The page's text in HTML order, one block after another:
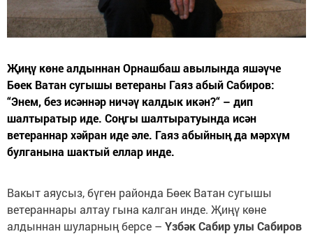
Җиңү көне алдыннан Орнашбаш авылында яшәүче
Бөек Ватан сугышы ветераны Гаяз абый Сабиров:
“Энем, без исәннәр ничәү калдык икән?“ – дип
шалтыратыр иде. Соңгы шалтыратуында исән
ветераннар хәйран иде әле. Гаяз абыйның да мәрхүм
булганына шактый еллар инде.
Вакыт аяусыз, бүген районда Бөек Ватан сугышы
ветераннары алтау гына калган инде. Җиңү көне
алдыннан шуларның берсе – Үзбәк Сабир улы Сабиров